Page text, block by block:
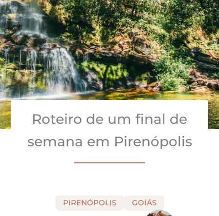
Roteiro de um final de
semana em Pirenópolis
PIRENÓPOLIS GOIÁS